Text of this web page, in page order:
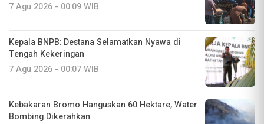
7 Agu 2026 - 00:09 WIB
Kepala BNPB: Destana Selamatkan Nyawa di
Tengah Kekeringan
7 Agu 2026 - 00:07 WIB
Kebakaran Bromo Hanguskan 60 Hektare, Water
Bombing Dikerahkan